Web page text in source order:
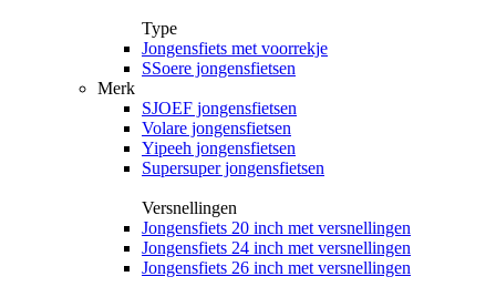
Type
Jongensfiets met voorrekje
SSoere jongensfietsen
Merk
SJOEF jongensfietsen
Volare jongensfietsen
Yipeeh jongensfietsen
Supersuper jongensfietsen
Versnellingen
Jongensfiets 20 inch met versnellingen
Jongensfiets 24 inch met versnellingen
Jongensfiets 26 inch met versnellingen